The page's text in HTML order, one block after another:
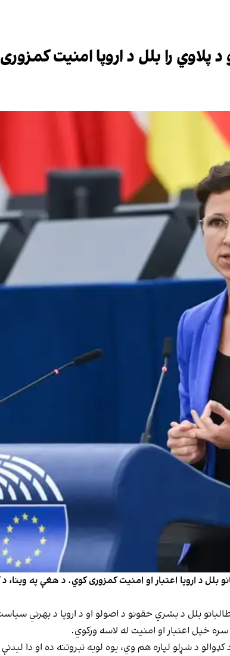
پلاوي را بلل د اروپا امنیت
بلل د اروپا اعتبار او امنیت کمزوری کوي. د هغې په وینا،
بلل د بشري حقونو د اصولو او د اروپا د بهرني
خپل اعتبار او امنیت له لاسه ورکوي.
د شړلو لپاره هم وي، یوه لویه تېروتنه ده او دا